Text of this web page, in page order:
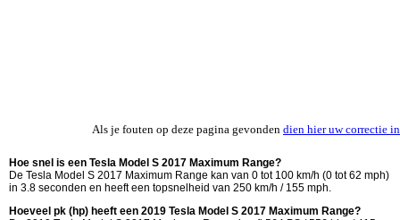
Als je fouten op deze pagina gevonden dien hier uw correctie in
Hoe snel is een Tesla Model S 2017 Maximum Range?
De Tesla Model S 2017 Maximum Range kan van 0 tot 100 km/h (0 tot 62 mph)
in 3.8 seconden en heeft een topsnelheid van 250 km/h / 155 mph.
Hoeveel pk (hp) heeft een 2019 Tesla Model S 2017 Maximum Range?